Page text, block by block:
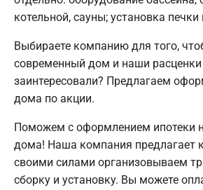
котельной, сауны; установка
Выбираете компанию для того,
современный дом и наши расценки
заинтересовали? Предлагаем
дома по акции.
Поможем с оформлением ипотеки
дома! Наша компания предлагает
своими силами организовываем
сборку и установку. Вы можете